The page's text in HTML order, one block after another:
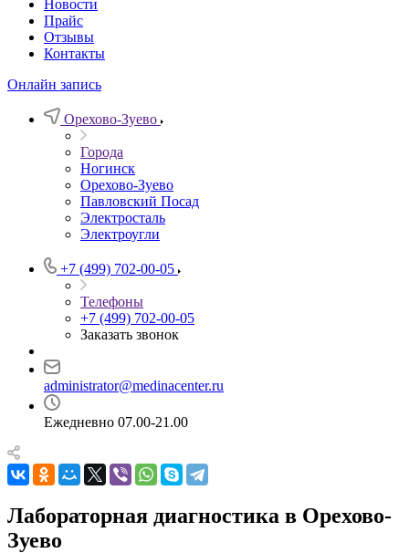
Новости
Прайс
Отзывы
Контакты
Онлайн запись
Орехово-Зуево
Города
Ногинск
Орехово-Зуево
Павловский Посад
Электросталь
Электроугли
+7 (499) 702-00-05
Телефоны
+7 (499) 702-00-05
Заказать звонок
administrator@medinacenter.ru
Ежедневно 07.00-21.00
Лабораторная диагностика в Орехово-
Зуево